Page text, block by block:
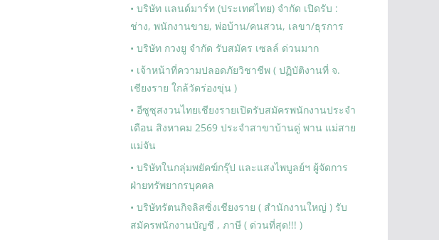
• บริษัท แลนด์มาร์ท (ประเทศไทย) จำกัด เปิดรับ :
ช่าง, พนักงานขาย, พ่อบ้าน/คนสวน, เลขา/ธุรการ
• บริษัท กวงยู จำกัด รับสมัคร เซลล์ ด่วนมาก
• เจ้าหน้าที่ความปลอดภัยวิชาชีพ ( ปฏิบัติงานที่ จ.
เชียงราย ใกล้วัดร่องขุ่น )
• อีซูซุสงวนไทยเชียงรายเปิดรับสมัครพนักงานประจำ
เดือน สิงหาคม 2569 ประจำสาขาบ้านดู่ พาน แม่สาย
แม่จัน
• บริษัทในกลุ่มพยัคฆ์กรุ๊ป และแสงไพบูลย์ฯ ผู้จัดการ
ฝ่ายทรัพยากรบุคคล
• บริษัทรัตนกิจลิสซิ่งเชียงราย ( สำนักงานใหญ่ ) รับ
สมัครพนักงานบัญชี , ภาษี ( ด่วนที่สุด!!! )